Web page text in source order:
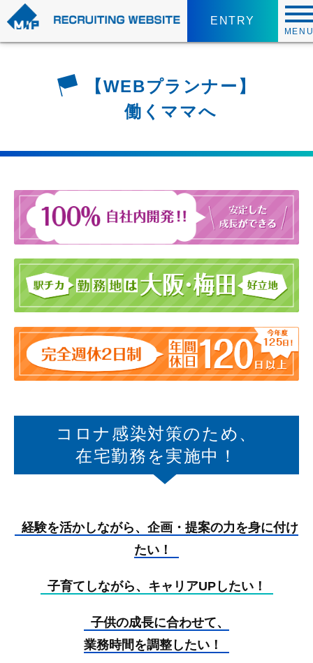
ENTRY
【WEBプランナー】
働くママへ
コロナ感染対策のため、
在宅勤務を実施中！
経験を活かしながら、企画・提案の力を身に付け
たい！
子育てしながら、キャリアUPしたい！
子供の成長に合わせて、
業務時間を調整したい！